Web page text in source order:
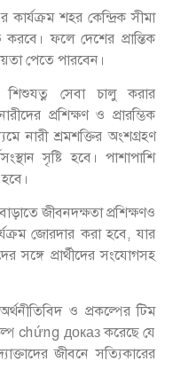
শহর কেন্দ্রিক সীমা
করবে। ফলে দেশের প্রান্তিক
পেতে পারবেন।
শিশুযত্ন সেবা চালু করার
প্রশিক্ষণ ও প্রারম্ভিক
নারী শ্রমশক্তির অংশগ্রহণ
সৃষ্টি হবে। পাশাপাশি
জীবনদক্ষতা প্রশিক্ষণও
জোরদার করা হবে, যার
সঙ্গে প্রার্থীদের সংযোগসহ
ও প্রকল্পের টিম
chứng доказ করেছে যে
জীবনে সত্যিকারের